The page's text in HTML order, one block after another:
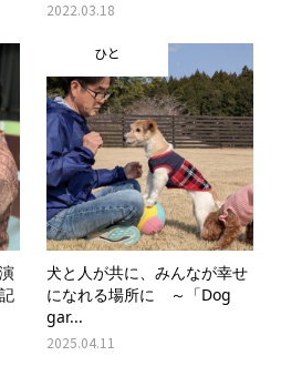
2022.03.18
ひと
犬と人が共に、みんなが幸せ
になれる場所に ～「Dog
gar...
2025.04.11